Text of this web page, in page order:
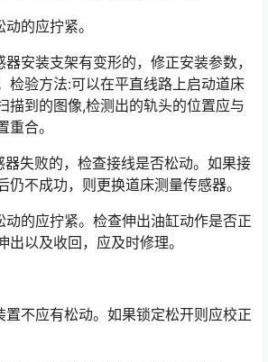
的应拧紧。
安装支架有变形的，修正安装参数，
检验方法:可以在平直线路上启动道床
描到的图像,检测出的轨头的位置应与
合。󠅅󠅃󠄵󠅂󠄪󠇖󠆨󠆨󠇕󠆞󠆒󠅬󠇘󠆭󠆘󠇙󠆝󠅵󠇗󠆭󠆁󠄐󠇗󠅹󠅸󠇖󠆍󠅳󠇖󠅹󠅰󠇖󠆌󠅹
器失败的，检查接线是否松动。如果接
仍不成功，则更换道床测量传感器。
动的应拧紧。检查伸出油缸动作是否正
出以及收回，应及时修理。
置不应有松动。如果锁定松开则应校正